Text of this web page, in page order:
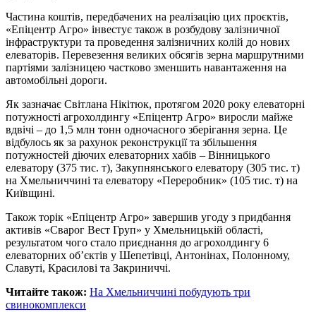
Частина коштів, передбачених на реалізацію цих проєктів,
«Епіцентр Агро» інвестує також в розбудову залізничної
інфраструктури та проведення залізничних колій до нових
елеваторів. Перевезення великих обсягів зерна маршрутними
партіями залізницею частково зменшить навантаження на
автомобільні дороги.
Як зазначає Світлана Нікітюк, протягом 2020 року елеваторні
потужності агрохолдингу «Епіцентр Агро» виросли майже
вдвічі – до 1,5 млн тонн одночасного зберігання зерна. Це
відбулось як за рахунок реконструкції та збільшення
потужностей діючих елеваторних хабів – Вінницького
елеватору (375 тис. т), Закупнянського елеватору (305 тис. т)
на Хмельниччині та елеватору «Переробник» (105 тис. т) на
Київщині.
Також торік «Епіцентр Агро» завершив угоду з придбання
активів «Сварог Вест Груп» у Хмельницькій області,
результатом чого стало приєднання до агрохолдингу 6
елеваторних об’єктів у Шепетівці, Антонінах, Полонному,
Славуті, Красилові та Закриниччі.
Читайте також: На Хмельниччині побудують три
свинокомплекси